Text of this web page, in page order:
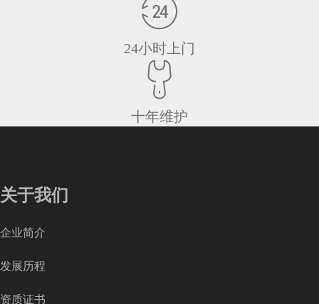
24小时上门
十年维护
关于我们
企业简介
发展历程
资质证书